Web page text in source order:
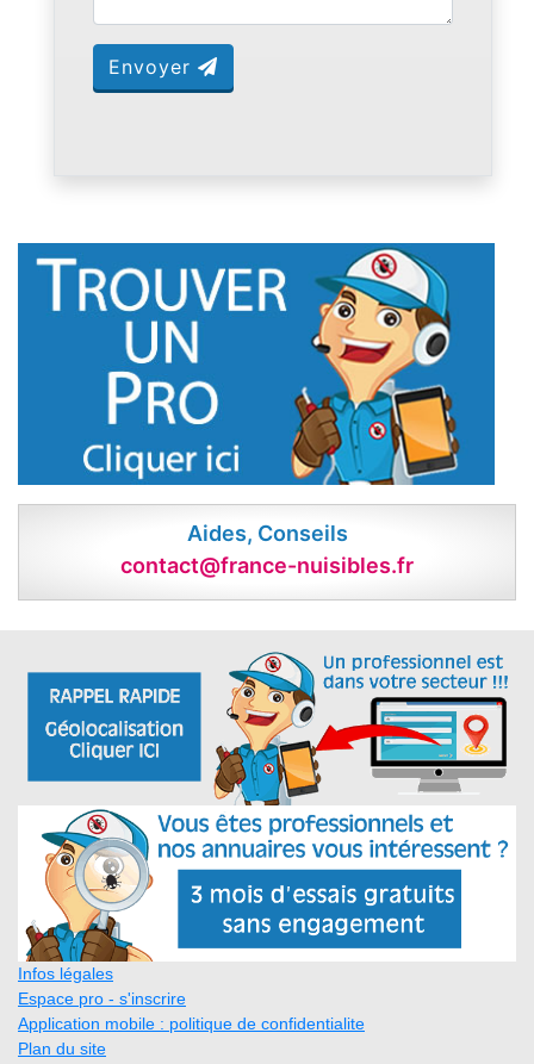
Envoyer
Aides, Conseils
contact@france-nuisibles.fr
Infos légales
Espace pro - s'inscrire
Application mobile : politique de confidentialite
Plan du site